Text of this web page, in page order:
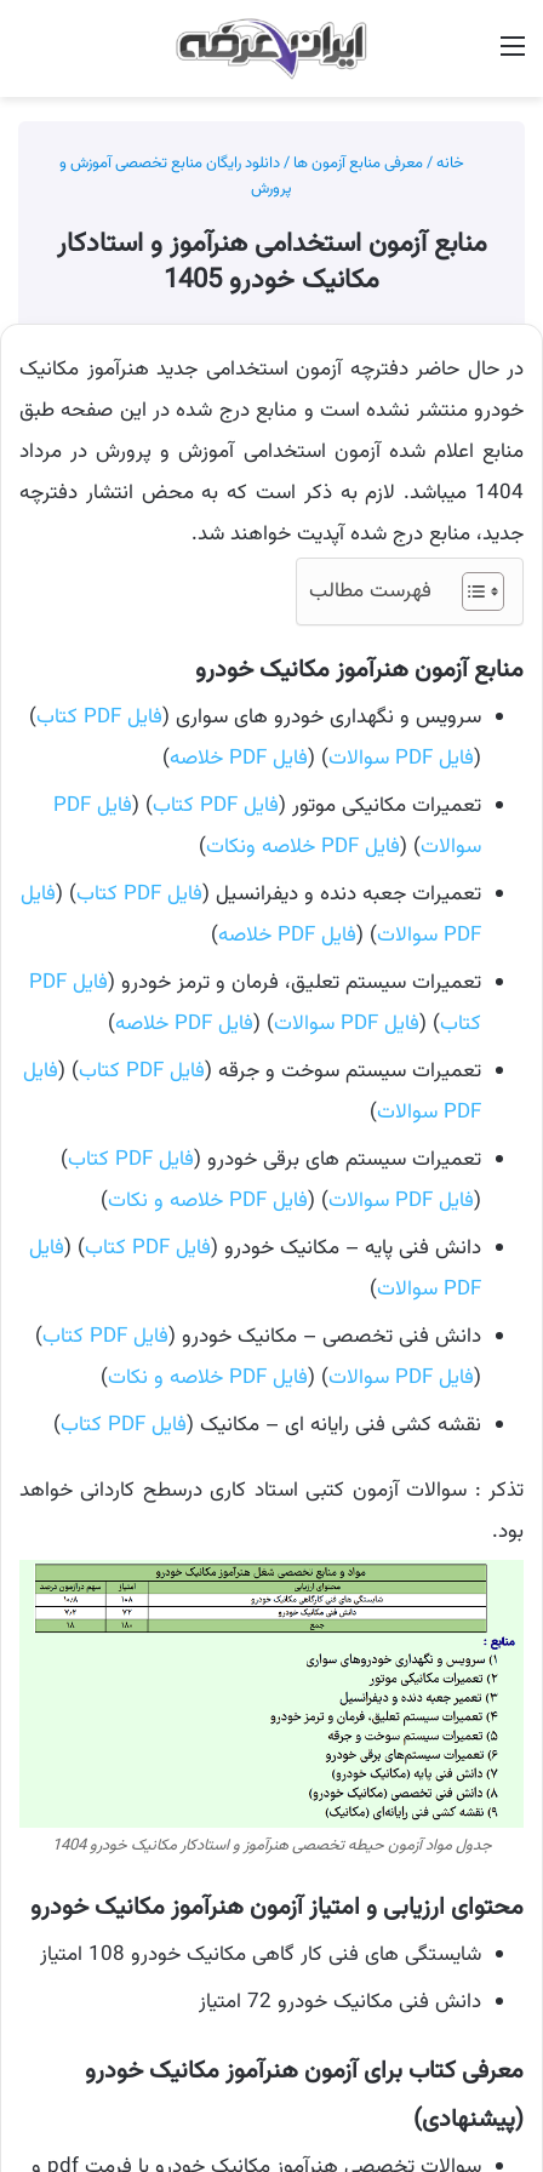
خانه/معرفی منابع آزمون ها /دانلود رایگان منابع تخصصی آموزش و
پرورش
منابع آزمون استخدامی هنرآموز و استادکار
مکانیک خودرو 1405
در حال حاضر دفترچه آزمون استخدامی جدید هنرآموز مکانیک
خودرو منتشر نشده است و منابع درج شده در این صفحه طبق
منابع اعلام شده آزمون استخدامی آموزش و پرورش در مرداد
1404 میباشد. لازم به ذکر است که به محض انتشار دفترچه
جدید، منابع درج شده آپدیت خواهند شد.
فهرست مطالب
منابع آزمون هنرآموز مکانیک خودرو
سرویس و نگهداری خودرو های سواری (فایل PDF کتاب
)
(فایل PDF سوالات ) (فایل PDF خلاصه
)
تعمیرات مکانیکی موتور (فایل PDF کتاب ) (
فایل PDF
سوالات) (فایل PDF خلاصه ونکات)
تعمیرات جعبه دنده و دیفرانسیل (فایل PDF کتاب ) (فایل
PDF سوالات
) (فایل PDF خلاصه
)
تعمیرات سیستم تعلیق، فرمان و ترمز خودرو (
فایل PDF
کتاب) (فایل PDF سوالات ) (فایل PDF خلاصه
)
تعمیرات سیستم سوخت و جرقه (فایل PDF کتاب ) (فایل
PDF سوالات
)
تعمیرات سیستم های برقی خودرو (فایل PDF کتاب
)
(فایل PDF سوالات ) (فایل PDF خلاصه و نکات)
دانش فنی پايه – مکانیک خودرو (فایل PDF کتاب ) (فایل
PDF سوالات
)
دانش فنی تخصصی – مکانیک خودرو (فایل PDF کتاب
)
(فایل PDF سوالات ) (فایل PDF خلاصه و نکات
)
نقشه کشی فنی رایانه ای – مکانیک (فایل PDF کتاب )
تذکر : سوالات آزمون کتبی استاد کاری درسطح کاردانی خواهد
بود.
جدول مواد آزمون حیطه تخصصی هنرآموز و استادکار مکانیک خودرو 1404
محتوای ارزیابی و امتیاز آزمون هنرآموز مکانیک خودرو
شایستگی های فنی کار گاهی مکانیک خودرو 108 امتیاز
دانش فنی مکانیک خودرو 72 امتیاز
معرفی کتاب برای آزمون هنرآموز مکانیک خودرو
(پیشنهادی)